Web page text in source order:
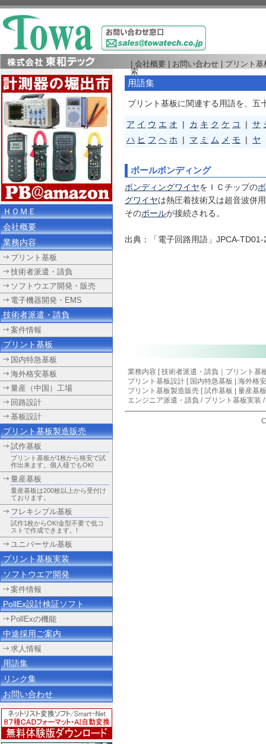
用語集
プリント基板に関連する用語を、五
ア イ ウ エ オ | カ キ ク ケ コ | サ
ハ ヒ フ ヘ ホ | マ ミ ム メ モ | ヤ
ボールボンディング
ボンディングワイヤをＩＣチップの
グワイヤは熱圧着技術又は超音波併
そのボールが接続される。
出典：「電子回路用語」JPCA-
業務内容 [技術者派遣・請負
プリント基
プリント基板設計 [ 国内特急基板
海外格
プリント基板製造販売 [ 試作基板 | 量産基
エンジニア派遣・請負 / プリント基板実装 /
会社概要 お問い合わせ
プリント
索
ＨＯＭＥ
会社概要
業務内容
プリント基板
技術者派遣・請負
ソフトウエア開発・販売
電子機器開発・EMS
技術者派遣・請負
案件情報
プリント基板
国内特急基板
海外格安基板
量産（中国）工場
回路設計
基板設計
プリント基板製造販売
試作基板
プリント基板が1枚から格安で試
作出来ます。個人様でもOK!
量産基板
量産基板は200枚以上から受付け
ております。
フレキシブル基板
試作1枚からOK!金型不要で低コ
ストで作成できます。!
ユニバーサル基板
プリント基板実装
ソフトウエア開発
案件情報
PollEx設計検証ソフト
PollExの機能
中途採用ご案内
求人情報
用語集
リンク集
お問い合わせ